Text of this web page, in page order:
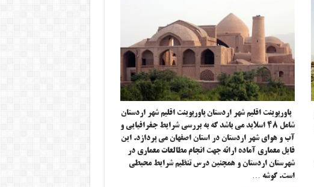
پاورپوینت اقلیم شهر اردستان پاورپوینت اقلیم شهر اردستان
شامل ۴۸ اسلاید می باشد که به بررسی شرایط جغرافیایی و
آب و هوای شهر اردستان در استان اصفهان می پردازد. این
فایل معماری آماده ارائه جهت انجام مطالعات معماری در
شهرستان اردستان و همچنین درس تنظیم شرایط محیطی
است. گوشه …